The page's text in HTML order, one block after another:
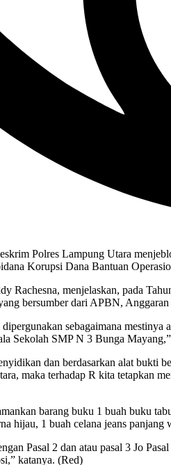
Polres Lampung Utara
Korupsi Dana Bantuan
Rachesna, menjelaskan, pada
bersumber dari APBN,
sebagaimana
Sekolah SMP N 3 Bunga
dan berdasarkan alat bukti
maka terhadap R kita tetapkan
barang buku 1 buah buku
hijau, 1 buah celana jeans
Pasal 2 dan atau pasal 3 Jo
katanya. (Red)